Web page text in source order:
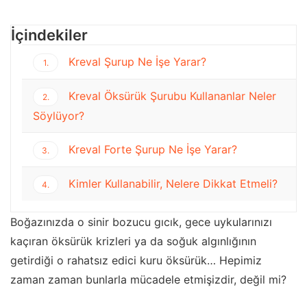
İçindekiler
1. Kreval Şurup Ne İşe Yarar?
2.
Kreval Öksürük Şurubu Kullananlar Neler
Söylüyor?
3. Kreval Forte Şurup Ne İşe Yarar?
4. Kimler Kullanabilir, Nelere Dikkat Etmeli?
Boğazınızda o sinir bozucu gıcık, gece uykularınızı
kaçıran öksürük krizleri ya da soğuk algınlığının
getirdiği o rahatsız edici kuru öksürük… Hepimiz
zaman zaman bunlarla mücadele etmişizdir, değil mi?